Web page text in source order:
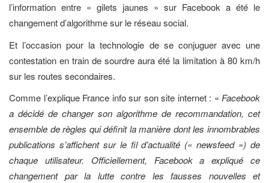
l’information entre « gilets jaunes » sur Facebook a été le
changement d’algorithme sur le réseau social.
Et l’occasion pour la technologie de se conjuguer avec une
contestation en train de sourdre aura été la limitation à 80 km/h
sur les routes secondaires.
Comme l’explique France info sur son site internet : « Facebook
a décidé de changer son algorithme de recommandation, cet
ensemble de règles qui définit la manière dont les innombrables
publications s’affichent sur le fil d’actualité (« newsfeed ») de
chaque utilisateur. Officiellement, Facebook a expliqué ce
changement par la lutte contre les fausses nouvelles et